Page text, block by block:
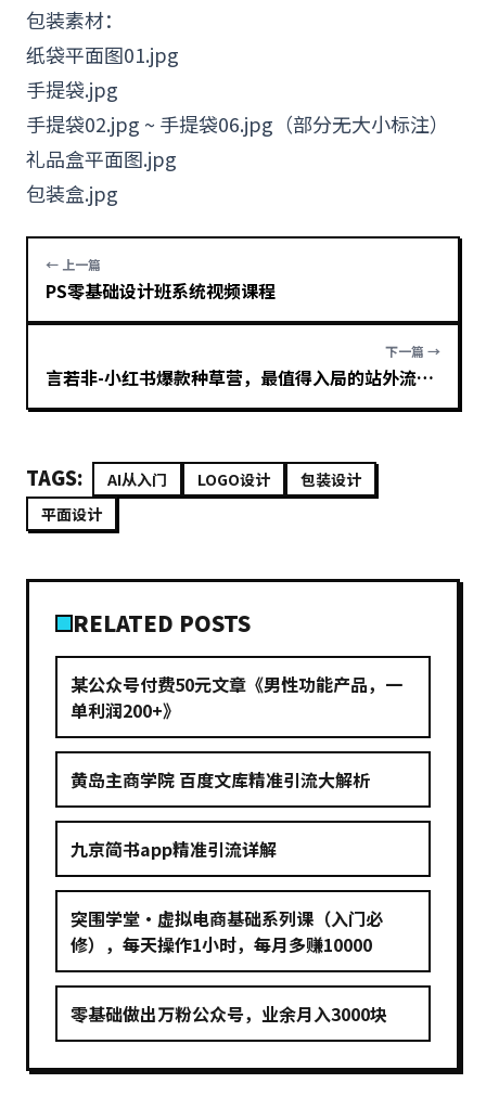
包装素材：
纸袋平面图01.jpg
手提袋.jpg
手提袋02.jpg ~ 手提袋06.jpg（部分无大小标注）
礼品盒平面图.jpg
包装盒.jpg
← 上一篇
PS零基础设计班系统视频课程
下一篇 →
言若非-小红书爆款种草营，最值得入局的站外流量渠道
TAGS: AI从入门 LOGO设计
包装设计
平面设计
RELATED POSTS
某公众号付费50元文章《男性功能产品，一
单利润200+》
黄岛主商学院 百度文库精准引流大解析
九京简书app精准引流详解
突围学堂·虚拟电商基础系列课（入门必
修），每天操作1小时，每月多赚10000
零基础做出万粉公众号，业余月入3000块